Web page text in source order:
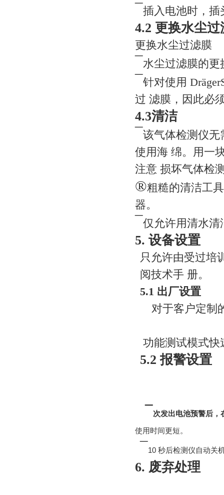
¯插入电池时，插
4.2 更换水尘过
更换水尘过滤膜
¯水尘过滤膜的更
¯针对使用
过 滤膜，因此必
4.3清洁
¯该气体检测仪无
使用海 绵。用一
注意 损坏气体检
®粗糙的清洁工
器。
¯仅允许用清水清
5. 设备设置
只允许由受过培
阅技术手 册。
5.1 出厂设置
对于客户定制
功能测 试模式快
5.2 报警设置
¯次发出电池预警后，
使用时间更短。
¯10 秒后检测仪自动关
6. 废弃处理